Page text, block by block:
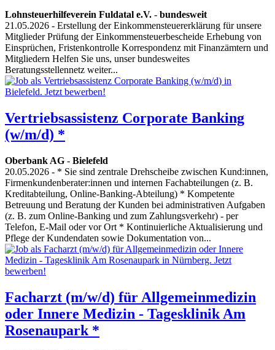
Lohnsteuerhilfeverein Fuldatal e.V. - bundesweit
21.05.2026 - Erstellung der Einkommensteuererklärung für unsere
Mitglieder Prüfung der Einkommensteuerbescheide Erhebung von
Einsprüchen, Fristenkontrolle Korrespondenz mit Finanzämtern und
Mitgliedern Helfen Sie uns, unser bundesweites
Beratungsstellennetz weiter...
Vertriebsassistenz Corporate Banking
(w/m/d) *
Oberbank AG - Bielefeld
20.05.2026 - * Sie sind zentrale Drehscheibe zwischen Kund:innen,
Firmenkundenberater:innen und internen Fachabteilungen (z. B.
Kreditabteilung, Online-Banking-Abteilung) * Kompetente
Betreuung und Beratung der Kunden bei administrativen Aufgaben
(z. B. zum Online-Banking und zum Zahlungsverkehr) - per
Telefon, E-Mail oder vor Ort * Kontinuierliche Aktualisierung und
Pflege der Kundendaten sowie Dokumentation von...
Facharzt (m/w/d) für Allgemeinmedizin
oder Innere Medizin - Tagesklinik Am
Rosenaupark *